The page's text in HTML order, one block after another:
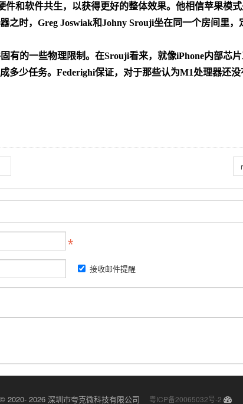
和软件共生，以获得更好的整体效果。他相信苹果模
之时，Greg Joswiak和Johny Srouji坐在同一个房间里
有的一些物理限制。在Srouji看来，就像iPhone内部芯
多少任务。Federighi保证，对于那些认为M1处理器还
接收邮件提醒
© 2020- 2026 深圳市夸克微科技有限公司 粤ICP备20065032号-2